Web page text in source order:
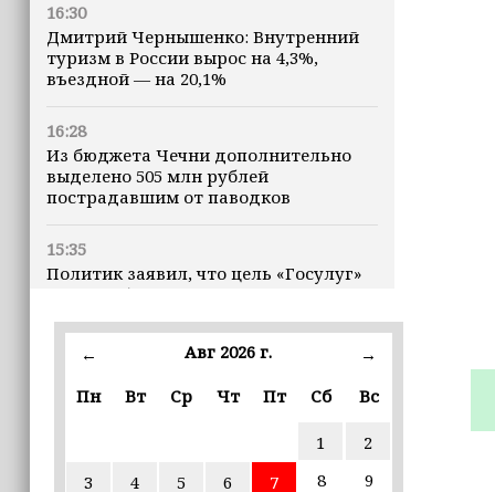
16:30
Дмитрий Чернышенко: Внутренний
туризм в России вырос на 4,3%,
въездной — на 20,1%
16:28
Из бюджета Чечни дополнительно
выделено 505 млн рублей
пострадавшим от паводков
15:35
Политик заявил, что цель «Госулуг»
— стать большой
Избирательные участки Шатоя
готовы к приёму голосов
15:02
← Авг 2026 г.
→
Пн
Вт Ср Чт Пт Сб Вс
1
2
3
4 5 6 7 8
9